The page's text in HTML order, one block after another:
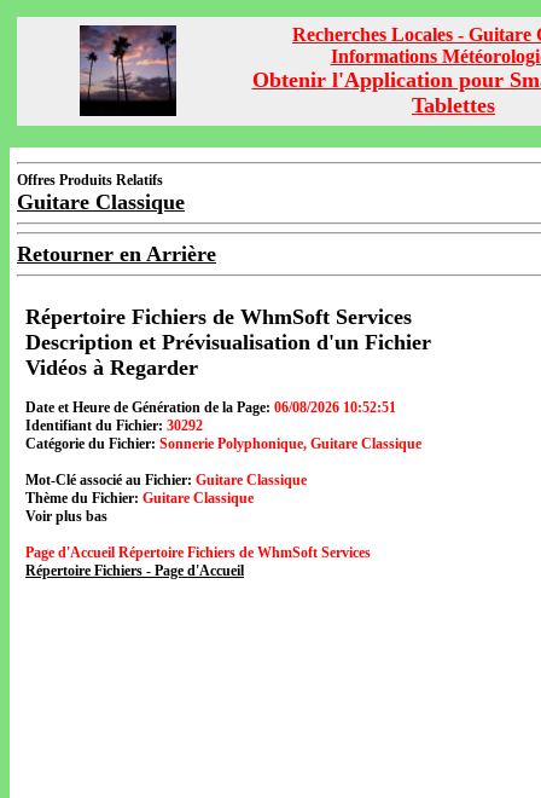
Recherches Locales - Guitare
Informations
Obtenir l'Application pour
Tablettes
Offres Produits Relatifs
Guitare Classique
Retourner en Arrière
Répertoire Fichiers de WhmSoft Services
Description et Prévisualisation d'un Fichier
Vidéos à Regarder
Date et Heure de Génération de la Page: 06/08/2026 10:52:51
Identifiant du Fichier: 30292
Catégorie du Fichier: Sonnerie Polyphonique, Guitare Classique
Mot-Clé associé au Fichier: Guitare Classique
Thème du Fichier: Guitare Classique
Voir plus bas
Page d'Accueil Répertoire Fichiers de WhmSoft Services
Répertoire Fichiers - Page d'Accueil